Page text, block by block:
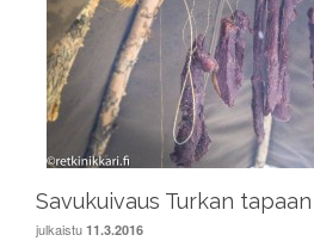
Savukuivaus Turkan tapaan
julkaistu 11.3.2016